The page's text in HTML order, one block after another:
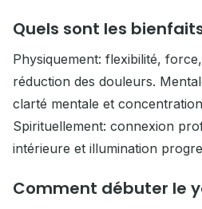
Quels sont les
Physiquement: flexibilité,
réduction des douleurs.
clarté mentale et
Spirituellement: connexion
intérieure et illumination
Comment débuter le